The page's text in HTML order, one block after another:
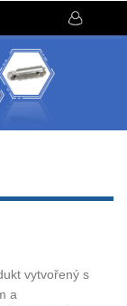
vytvořený s
a